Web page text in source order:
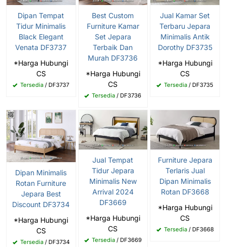
Dipan Tempat
Tidur Minimalis
Black Elegant
Venata DF3737
*Harga Hubungi
CS
Tersedia / DF3737
Best Custom
Furniture Kamar
Set Jepara
Terbaik Dan
Murah DF3736
*Harga Hubungi
CS
Tersedia / DF3736
Jual Kamar Set
Terbaru Jepara
Minimalis Antik
Dorothy DF3735
*Harga Hubungi
CS
Tersedia / DF3735
Dipan Minimalis
Rotan Furniture
Jepara Best
Discount DF3734
*Harga Hubungi
CS
Tersedia/ DF3734
Jual Tempat
Tidur Jepara
Minimalis New
Arrival 2024
DF3669
*Harga Hubungi
CS
Tersedia/ DF3669
Furniture Jepara
Terlaris Jual
Dipan Minimalis
Rotan DF3668
*Harga Hubungi
CS
Tersedia/ DF3668